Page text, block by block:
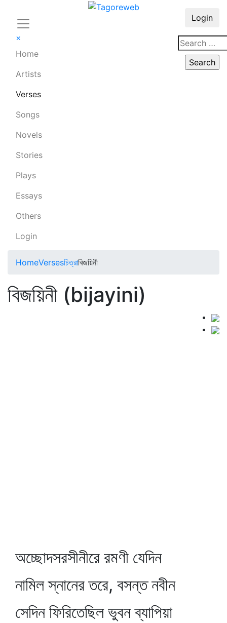
×
Home
Artists
Verses
Songs
Novels
Stories
Plays
Essays
Others
Login
Login
HomeVersesচিত্রাবিজয়িনী
বিজয়িনী (bijayini)
অচ্ছোদসরসীনীরে রমণী যেদিন
নামিল স্নানের তরে, বসন্ত নবীন
সেদিন ফিরিতেছিল ভুবন ব্যাপিয়া